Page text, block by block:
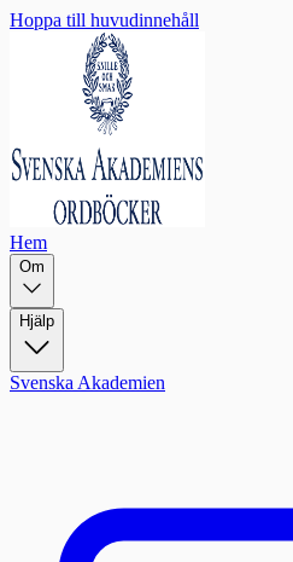
Hoppa till huvudinnehåll
Hem
Om
Hjälp
Svenska Akademien